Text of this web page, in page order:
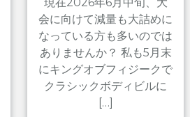
会に向けて減量も大詰めに
なっている方も多いのでは
ありませんか？ 私も5月末
にキングオブフィジークで
クラシックボディビルに
[…]